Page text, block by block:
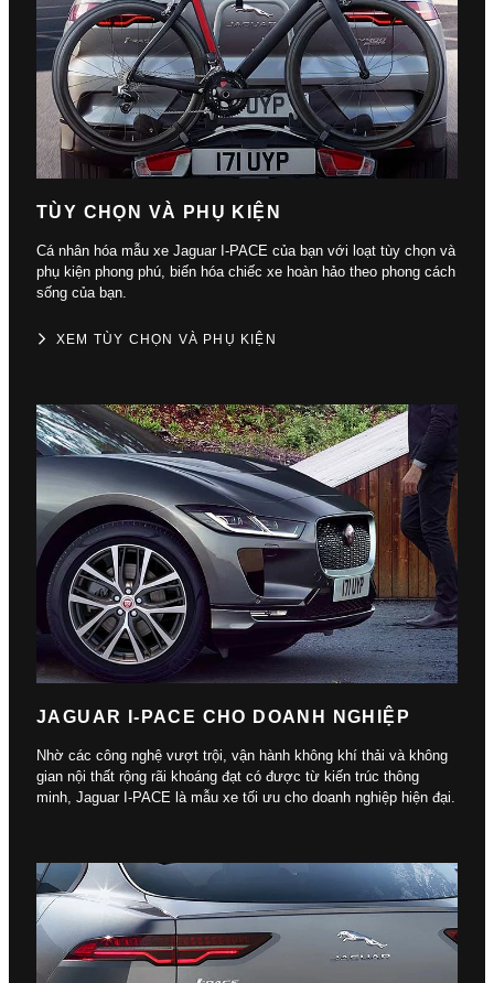
TÙY CHỌN VÀ PHỤ KIỆN
Cá nhân hóa mẫu xe Jaguar I-PACE của bạn với loạt tùy chọn và
phụ kiện phong phú, biến hóa chiếc xe hoàn hảo theo phong cách
sống của bạn.
XEM TÙY CHỌN VÀ PHỤ KIỆN
JAGUAR I-PACE CHO DOANH NGHIỆP
Nhờ các công nghệ vượt trội, vận hành không khí thải và không
gian nội thất rộng rãi khoáng đạt có được từ kiến trúc thông
minh, Jaguar I-PACE là mẫu xe tối ưu cho doanh nghiệp hiện đại.